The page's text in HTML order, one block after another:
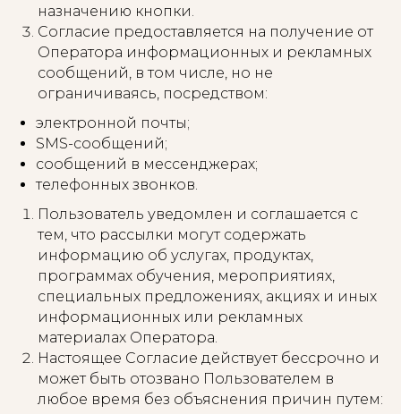
назначению кнопки.
Согласие предоставляется на получение от
Оператора информационных и рекламных
сообщений, в том числе, но не
ограничиваясь, посредством:
электронной почты;
SMS-сообщений;
сообщений в мессенджерах;
телефонных звонков.
Пользователь уведомлен и соглашается с
тем, что рассылки могут содержать
информацию об услугах, продуктах,
программах обучения, мероприятиях,
специальных предложениях, акциях и иных
информационных или рекламных
материалах Оператора.
Настоящее Согласие действует бессрочно и
может быть отозвано Пользователем в
любое время без объяснения причин путем: